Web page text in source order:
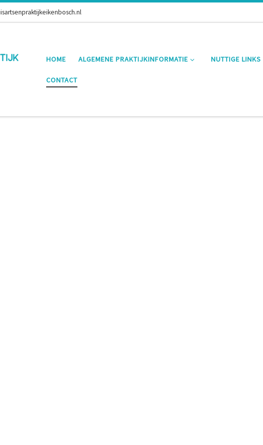
HOME ALGEMENE PRAKTIJKINFORMATIE NUTTIGE LINKS
CONTACT